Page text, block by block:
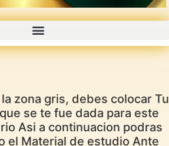
zona gris, debes colocar Tu
se te fue dada para este
Asi a continuacion podras
el Material de estudio Ante